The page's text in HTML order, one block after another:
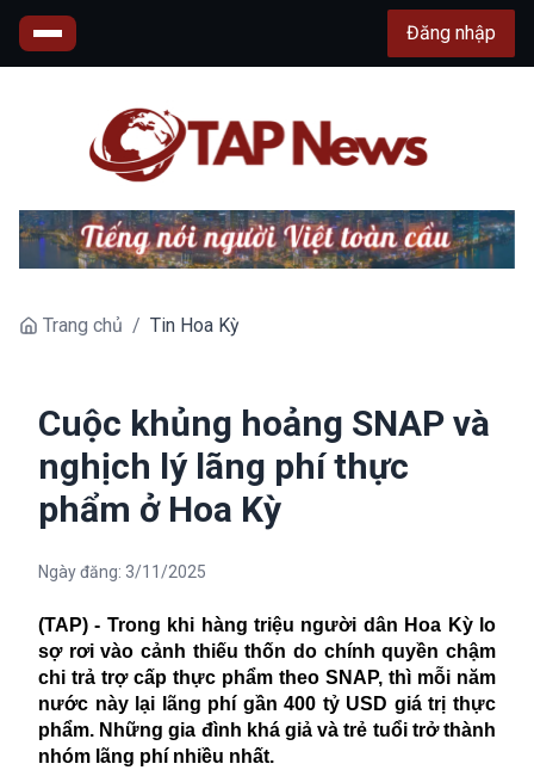
Đăng nhập
Trang chủ / Tin Hoa Kỳ
Cuộc khủng hoảng SNAP và
nghịch lý lãng phí thực
phẩm ở Hoa Kỳ
Ngày đăng: 3/11/2025
(TAP) - Trong khi hàng triệu người dân Hoa Kỳ lo
sợ rơi vào cảnh thiếu thốn do chính quyền chậm
chi trả trợ cấp thực phẩm theo SNAP, thì mỗi năm
nước này lại lãng phí gần 400 tỷ USD giá trị thực
phẩm. Những gia đình khá giả và trẻ tuổi trở thành
nhóm lãng phí nhiều nhất.